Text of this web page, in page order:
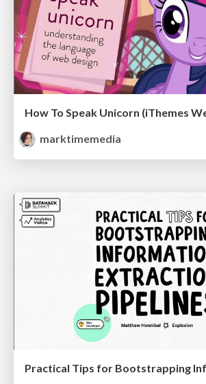
How To Speak Unicorn (iThemes
marktimemedia